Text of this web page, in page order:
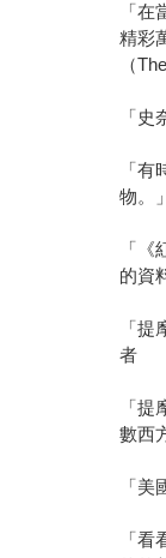
「
精彩
（
「
「
物。
「
的資
「
者
「
數西
「
「